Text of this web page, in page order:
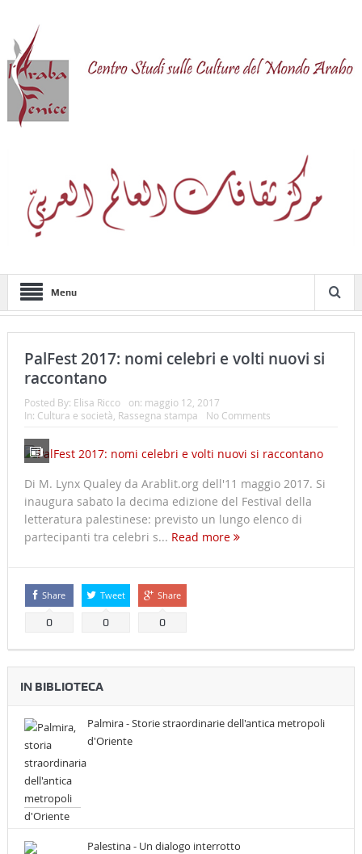
Menu
PalFest 2017: nomi celebri e volti nuovi si
raccontano
Posted By: Elisa Ricco on: maggio 12, 2017
In: Cultura e società, Rassegna stampa No Comments
Di M. Lynx Qualey da Arablit.org dell'11 maggio 2017. Si
inaugura sabato la decima edizione del Festival della
letteratura palestinese: previsto un lungo elenco di
partecipanti tra celebri s... Read more
Share
0
Tweet
0
Share
0
IN BIBLIOTECA
Palmira - Storie straordinarie dell'antica metropoli
d'Oriente
Palestina - Un dialogo interrotto